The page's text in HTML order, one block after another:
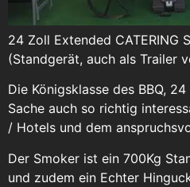
24 Zoll Extended CATERING
(Standgerät, auch als Trailer
Die Königsklasse des BBQ,
Sache auch so richtig
/ Hotels und dem
Der Smoker ist ein 700Kg
und zudem ein Echter